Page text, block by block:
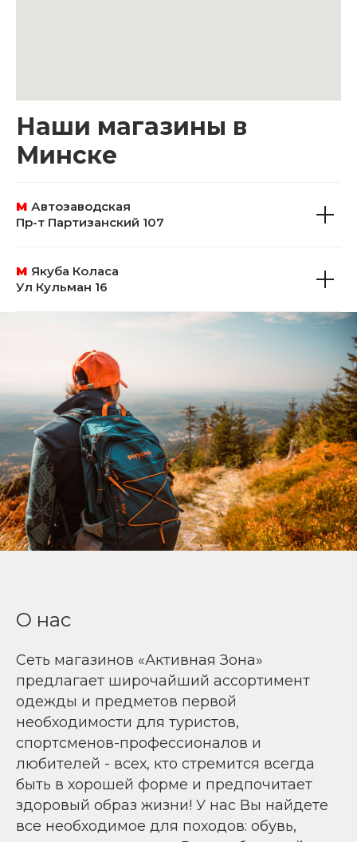
Наши магазины в
Минске
М Автозаводская
Пр-т Партизанский 107
М Якуба Коласа
Ул Кульман 16
О нас
Сеть магазинов «Активная Зона»
предлагает широчайший ассортимент
одежды и предметов первой
необходимости для туристов,
спортсменов-профессионалов и
любителей - всех, кто стремится всегда
быть в хорошей форме и предпочитает
здоровый образ жизни! У нас Вы найдете
все необходимое для походов: обувь,